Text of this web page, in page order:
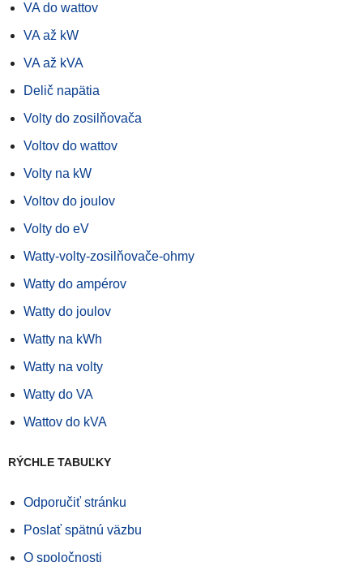
VA do wattov
VA až kW
VA až kVA
Delič napätia
Volty do zosilňovača
Voltov do wattov
Volty na kW
Voltov do joulov
Volty do eV
Watty-volty-zosilňovače-ohmy
Watty do ampérov
Watty do joulov
Watty na kWh
Watty na volty
Watty do VA
Wattov do kVA
RÝCHLE TABUĽKY
Odporučiť stránku
Poslať spätnú väzbu
O spoločnosti